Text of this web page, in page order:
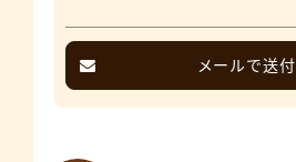
メールで送付